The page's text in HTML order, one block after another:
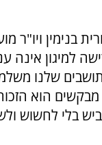
בנימין ויו"ר
למיגון אינה
שלנו
הוא
בלי לחשוש